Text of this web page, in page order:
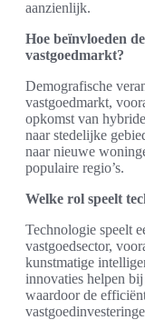
aanzienlijk.
Hoe beïnvloeden
vastgoedmarkt?
Demografische
vastgoedmarkt,
opkomst van
naar stedelijke
naar nieuwe
populaire regio’s.
Welke rol speelt
Technologie speelt
vastgoedsector,
kunstmatige
innovaties helpen
waardoor de